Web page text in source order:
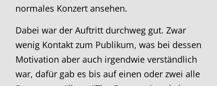
normales Konzert ansehen.
Dabei war der Auftritt durchweg gut. Zwar
wenig Kontakt zum Publikum, was bei dessen
Motivation aber auch irgendwie verständlich
war, dafür gab es bis auf einen oder zwei alle